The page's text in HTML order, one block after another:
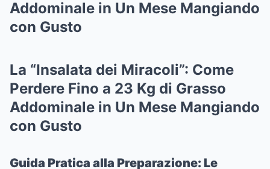
Addominale in Un Mese Mangiando
con Gusto
La “Insalata dei Miracoli”: Come
Perdere Fino a 23 Kg di Grasso
Addominale in Un Mese Mangiando
con Gusto
Guida Pratica alla Preparazione: Le